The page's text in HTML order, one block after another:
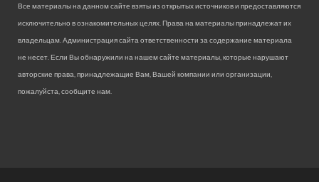
Все материалы на данном сайте взяты из открытых источников и предоставляются
исключительно в ознакомительных целях. Права на материалы принадлежат их
владельцам. Администрация сайта ответственности за содержание материала
не несет. Если Вы обнаружили на нашем сайте материалы, которые нарушают
авторские права, принадлежащие Вам, Вашей компании или организации,
пожалуйста, сообщите нам.